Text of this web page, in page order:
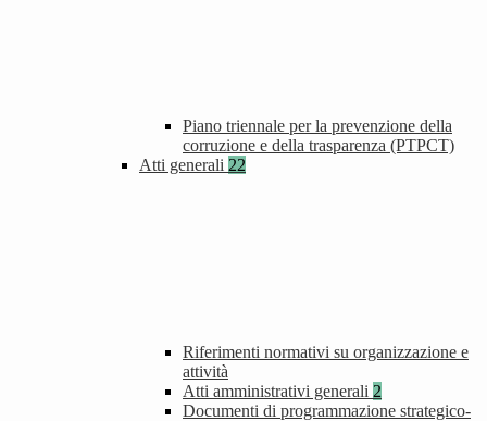
Piano triennale per la prevenzione della
corruzione e della trasparenza (PTPCT)
Atti generali 22
Riferimenti normativi su organizzazione e
attività
Atti amministrativi generali 2
Documenti di programmazione strategico-